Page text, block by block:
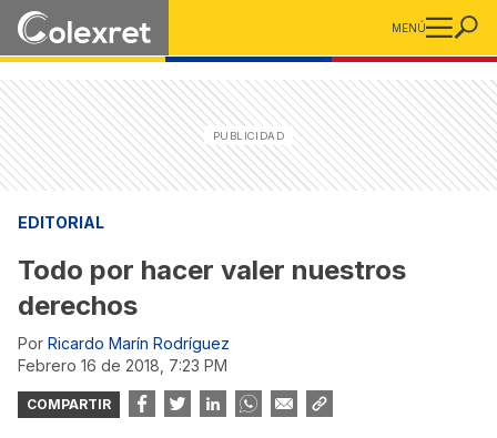
MENÚ
EDITORIAL
Todo por hacer valer nuestros
derechos
Por Ricardo Marín Rodríguez
febrero 16 de 2018, 7:23 PM
COMPARTIR